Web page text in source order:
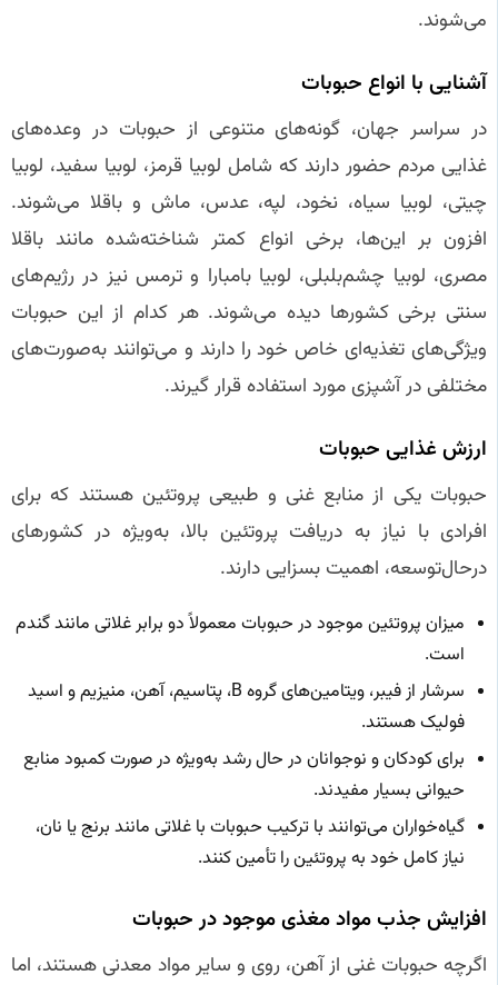
می‌شوند.
آشنایی با انواع حبوبات
در سراسر جهان، گونه‌های متنوعی از حبوبات در وعده‌های
غذایی مردم حضور دارند که شامل لوبیا قرمز، لوبیا سفید، لوبیا
چیتی، لوبیا سیاه، نخود، لپه، عدس، ماش و باقلا می‌شوند.
افزون بر این‌ها، برخی انواع کمتر شناخته‌شده مانند باقلا
مصری، لوبیا چشم‌بلبلی، لوبیا بامبارا و ترمس نیز در رژیم‌های
سنتی برخی کشورها دیده می‌شوند. هر کدام از این حبوبات
ویژگی‌های تغذیه‌ای خاص خود را دارند و می‌توانند به‌صورت‌های
مختلفی در آشپزی مورد استفاده قرار گیرند.
ارزش غذایی حبوبات
حبوبات یکی از منابع غنی و طبیعی پروتئین هستند که برای
افرادی با نیاز به دریافت پروتئین بالا، به‌ویژه در کشورهای
درحال‌توسعه، اهمیت بسزایی دارند.
میزان پروتئین موجود در حبوبات معمولاً دو برابر غلاتی مانند گندم
است.
سرشار از فیبر، ویتامین‌های گروه B، پتاسیم، آهن، منیزیم و اسید
فولیک هستند.
برای کودکان و نوجوانان در حال رشد به‌ویژه در صورت کمبود منابع
حیوانی بسیار مفیدند.
گیاه‌خواران می‌توانند با ترکیب حبوبات با غلاتی مانند برنج یا نان،
نیاز کامل خود به پروتئین را تأمین کنند.
افزایش جذب مواد مغذی موجود در حبوبات
اگرچه حبوبات غنی از آهن، روی و سایر مواد معدنی هستند، اما